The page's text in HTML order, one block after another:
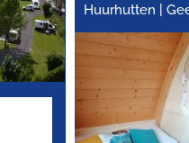
Huurhutten |